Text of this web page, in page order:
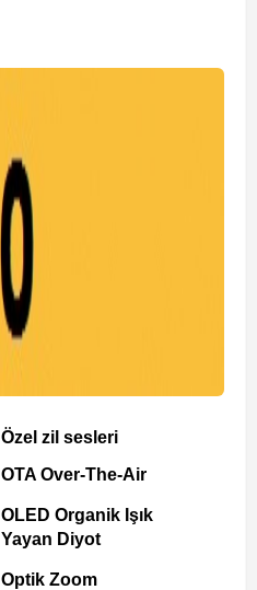
Özel zil sesleri
OTA Over-The-Air
OLED Organik Işık
Yayan Diyot
Optik Zoom